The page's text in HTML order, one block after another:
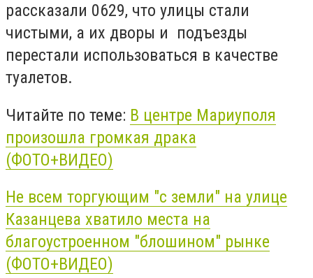
рассказали 0629, что улицы стали
чистыми, а их дворы и подъезды
перестали использоваться в качестве
туалетов.
Читайте по теме: В центре Мариуполя
произошла громкая драка
(ФОТО+ВИДЕО)
Не всем торгующим "с земли" на улице
Казанцева хватило места на
благоустроенном "блошином" рынке
(ФОТО+ВИДЕО)